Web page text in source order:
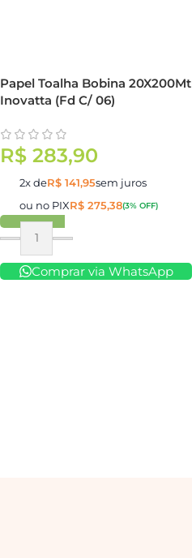
Papel Toalha Bobina 20X200Mt
Inovatta (Fd C/ 06)
R$ 283,90
2x deR$ 141,95sem juros
ou no PIXR$ 275,38(3% OFF)
Comprar
Comprar via WhatsApp